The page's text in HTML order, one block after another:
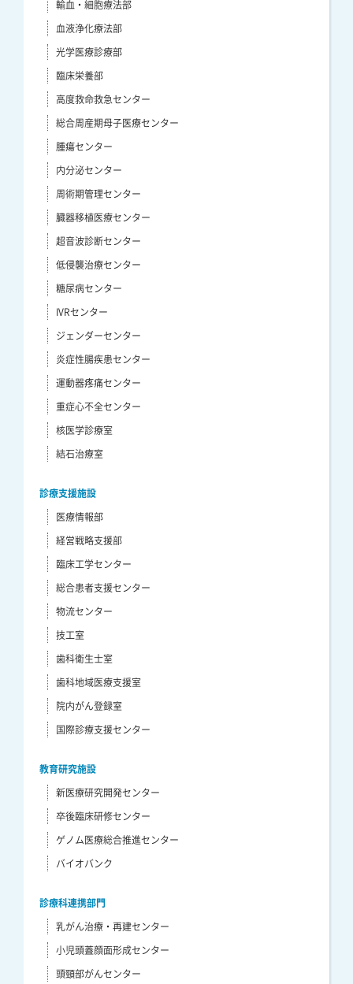
輸血・細胞療法部
血液浄化療法部
光学医療診療部
臨床栄養部
高度救命救急センター
総合周産期母子医療センター
腫瘍センター
内分泌センター
周術期管理センター
臓器移植医療センター
超音波診断センター
低侵襲治療センター
糖尿病センター
IVRセンター
ジェンダーセンター
炎症性腸疾患センター
運動器疼痛センター
重症心不全センター
核医学診療室
結石治療室
診療支援施設
医療情報部
経営戦略支援部
臨床工学センター
総合患者支援センター
物流センター
技工室
歯科衛生士室
歯科地域医療支援室
院内がん登録室
国際診療支援センター
教育研究施設
新医療研究開発センター
卒後臨床研修センター
ゲノム医療総合推進センター
バイオバンク
診療科連携部門
乳がん治療・再建センター
小児頭蓋顔面形成センター
頭頸部がんセンター